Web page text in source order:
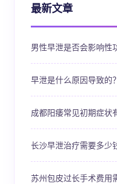
最新文章
男性早泄是否会影响性
早泄是什么原因导致的
成都阳痿常见初期症状
长沙早泄治疗需要多少
苏州包皮过长手术费用